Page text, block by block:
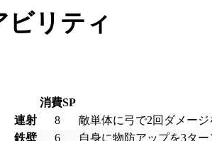
ビリティ
消費SP
連射
8
敵単体に弓で2回ダメージ
鉄壁
6 自身に物防アップを3タ